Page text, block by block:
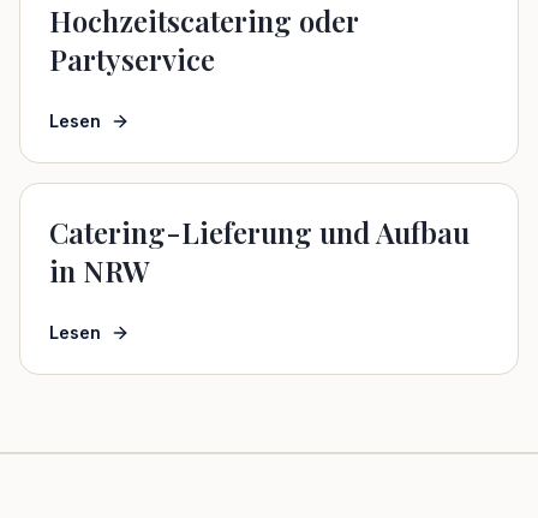
Hochzeitscatering oder
Partyservice
Lesen
Catering-Lieferung und Aufbau
in NRW
Lesen